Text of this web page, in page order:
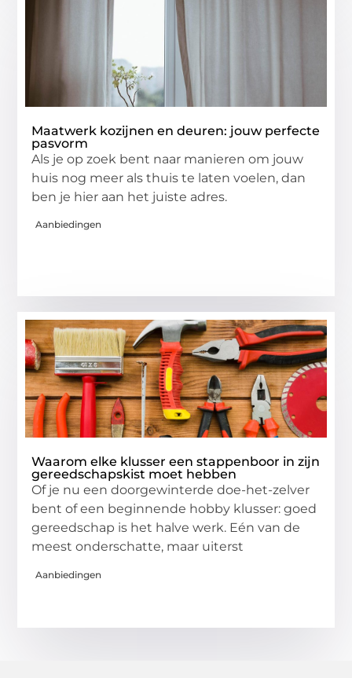
Maatwerk kozijnen en deuren: jouw perfecte
pasvorm
Als je op zoek bent naar manieren om jouw
huis nog meer als thuis te laten voelen, dan
ben je hier aan het juiste adres.
Aanbiedingen
Waarom elke klusser een stappenboor in zijn
gereedschapskist moet hebben
Of je nu een doorgewinterde doe-het-zelver
bent of een beginnende hobby klusser: goed
gereedschap is het halve werk. Eén van de
meest onderschatte, maar uiterst
Aanbiedingen